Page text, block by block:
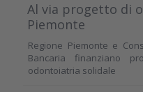
Al via progetto di
Piemonte
Regione Piemonte e
Bancaria finanziano
odontoiatria solidale